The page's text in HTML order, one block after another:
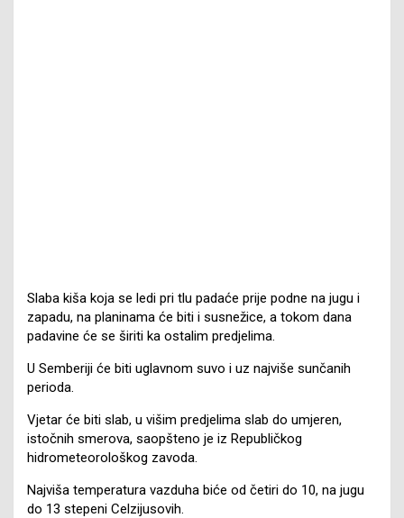
Slaba kiša koja se ledi pri tlu padaće prije podne na jugu i
zapadu, na planinama će biti i susnežice, a tokom dana
padavine će se širiti ka ostalim predjelima.
U Semberiji će biti uglavnom suvo i uz najviše sunčanih
perioda.
Vjetar će biti slab, u višim predjelima slab do umjeren,
istočnih smerova, saopšteno je iz Republičkog
hidrometeorološkog zavoda.
Najviša temperatura vazduha biće od četiri do 10, na jugu
do 13 stepeni Celzijusovih.